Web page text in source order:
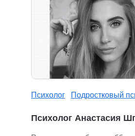
Психолог Подростковый
Психолог Анастасия